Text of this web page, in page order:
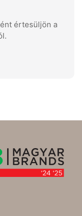
értesüljön a